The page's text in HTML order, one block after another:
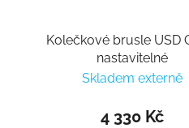
Kolečkové brusle USD
nastavitelné
Skladem externě
4 330 Kč